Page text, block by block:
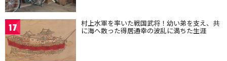
17 村上水軍を率いた戦国武将！幼い弟を支え、共
に海へ散った得居通幸の波乱に満ちた生涯